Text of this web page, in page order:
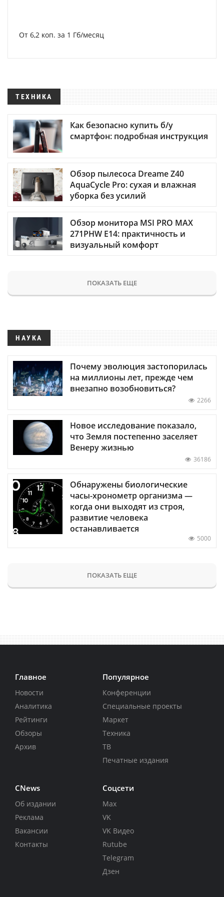
От 6,2 коп. за 1 Гб/месяц
ТЕХНИКА
Как безопасно купить б/у
смартфон: подробная инструкция
Обзор пылесоса Dreame Z40
AquaCycle Pro: сухая и влажная
уборка без усилий
Обзор монитора MSI PRO MAX
271PHW E14: практичность и
визуальный комфорт
ПОКАЗАТЬ ЕЩЕ
НАУКА
Почему эволюция застопорилась
на миллионы лет, прежде чем
внезапно возобновиться?
2266
Новое исследование показало,
что Земля постепенно заселяет
Венеру жизнью
36186
Обнаружены биологические
часы-хронометр организма —
когда они выходят из строя,
развитие человека
останавливается
5000
ПОКАЗАТЬ ЕЩЕ
Главное
Новости
Аналитика
Рейтинги
Обзоры
Архив
Популярное
Конференции
Специальные проекты
Маркет
Техника
ТВ
Печатные издания
CNews
Об издании
Реклама
Вакансии
Контакты
Соцсети
Max
VK
VK Видео
Rutube
Telegram
Дзен